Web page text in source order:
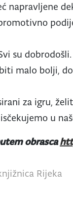
napravljene
su
malo bolji,
za igru,
u
obrasca
Rijeka